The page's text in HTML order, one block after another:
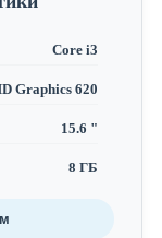
Core i3
Graphics 620
15.6 "
8 ГБ